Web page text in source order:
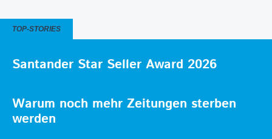
TOP-STORIES
Santander Star Seller Award 2026
Warum noch mehr Zeitungen sterben
werden